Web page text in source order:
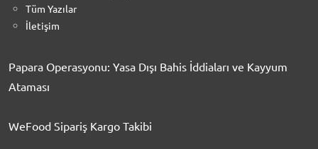
Tüm Yazılar
İletişim
Papara Operasyonu: Yasa Dışı Bahis İddiaları ve Kayyum
Ataması
WeFood Sipariş Kargo Takibi